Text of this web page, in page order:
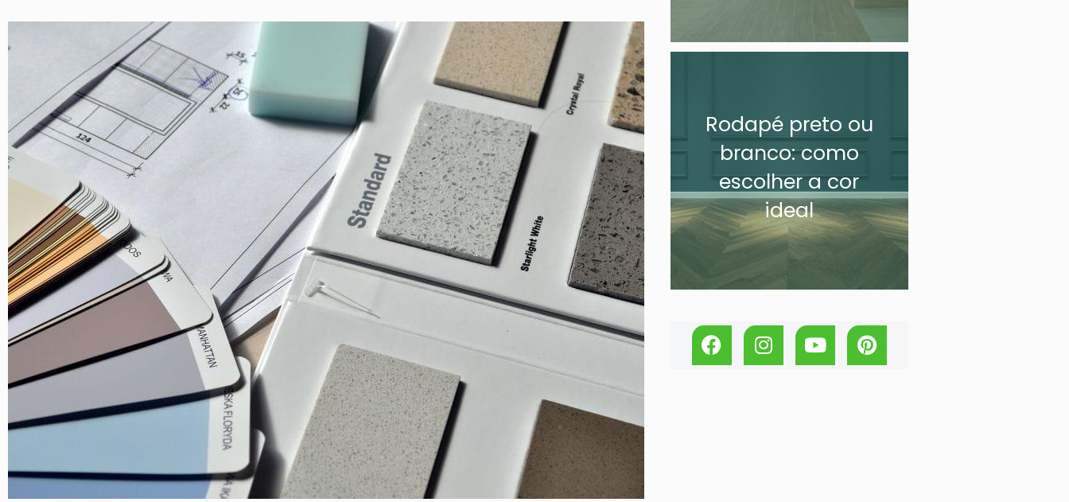
Rodapé preto ou
branco: como
escolher a cor
ideal